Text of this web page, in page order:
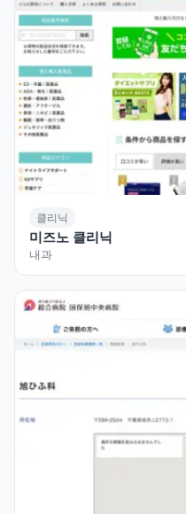
클리닉
미즈노 클리닉
내과